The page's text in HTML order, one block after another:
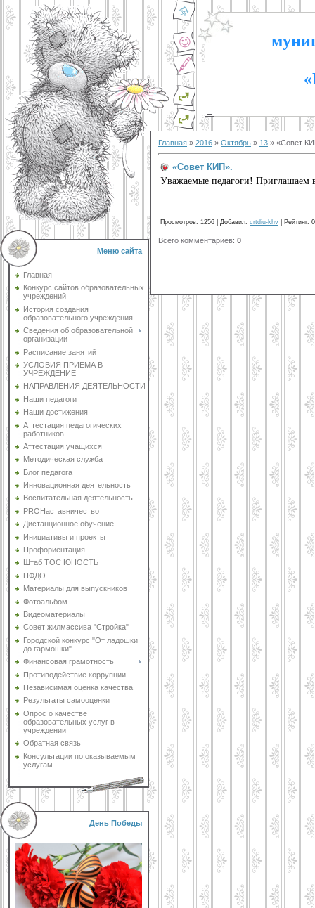
Меню сайта
Главная
Конкурс сайтов образовательных
учреждений
История создания
образовательного учреждения
Сведения об образовательной
организации
Расписание занятий
УСЛОВИЯ ПРИЕМА В
УЧРЕЖДЕНИЕ
НАПРАВЛЕНИЯ ДЕЯТЕЛЬНОСТИ
Наши педагоги
Наши достижения
Аттестация педагогических
работников
Аттестация учащихся
Методическая служба
Блог педагога
Инновационная деятельность
Воспитательная деятельность
PROНаставничество
Дистанционное обучение
Инициативы и проекты
Профориентация
Штаб ТОС ЮНОСТЬ
ПФДО
Материалы для выпускников
Фотоальбом
Видеоматериалы
Совет жилмассива "Стройка"
Городской конкурс "От ладошки
до гармошки"
Финансовая грамотность
Противодействие коррупции
Независимая оценка качества
Результаты самооценки
Опрос о качестве
образовательных услуг в
учреждении
Обратная связь
Консультации по оказываемым
услугам
День Победы
Главная » 2016 » Октябрь » 13 » «Совет
«Совет КИП».
Уважаемые педагоги! Приглашаем
Просмотров: 1256 Добавил: crtdiu-khv Рейтинг:
Всего комментариев: 0